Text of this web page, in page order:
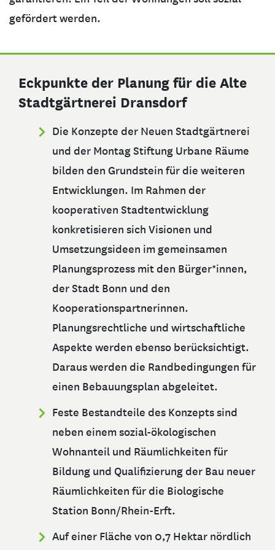
gefördert werden.
Eckpunkte der Planung für die Alte
Stadtgärtnerei Dransdorf
Die Konzepte der Neuen Stadtgärtnerei
und der Montag Stiftung Urbane Räume
bilden den Grundstein für die weiteren
Entwicklungen. Im Rahmen der
kooperativen Stadtentwicklung
konkretisieren sich Visionen und
Umsetzungsideen im gemeinsamen
Planungsprozess mit den Bürger*innen,
der Stadt Bonn und den
Kooperationspartnerinnen.
Planungsrechtliche und wirtschaftliche
Aspekte werden ebenso berücksichtigt.
Daraus werden die Randbedingungen für
einen Bebauungsplan abgeleitet.
Feste Bestandteile des Konzepts sind
neben einem sozial-ökologischen
Wohnanteil und Räumlichkeiten für
Bildung und Qualifizierung der Bau neuer
Räumlichkeiten für die Biologische
Station Bonn/Rhein-Erft.
Auf einer Fläche von 0,7 Hektar nördlich